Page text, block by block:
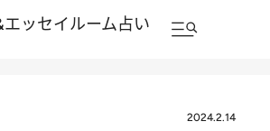
ッセイルーム占い
2024.2.14